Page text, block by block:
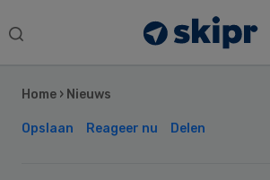
Search
Home › Nieuws
Opslaan Reageer nu Delen
Sidebar